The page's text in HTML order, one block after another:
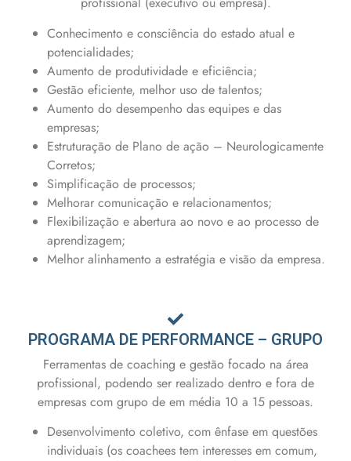
Conhecimento e consciência do estado atual e
potencialidades;
Aumento de produtividade e eficiência;
Gestão eficiente, melhor uso de talentos;
Aumento do desempenho das equipes e das
empresas;
Estruturação de Plano de ação – Neurologicamente
Corretos;
Simplificação de processos;
Melhorar comunicação e relacionamentos;
Flexibilização e abertura ao novo e ao processo de
aprendizagem;
Melhor alinhamento a estratégia e visão da empresa.
PROGRAMA DE PERFORMANCE – GRUPO
Ferramentas de coaching e gestão focado na área
profissional, podendo ser realizado dentro e fora de
empresas com grupo de em média 10 a 15 pessoas.
Desenvolvimento coletivo, com ênfase em questões
individuais (os coachees tem interesses em comum,